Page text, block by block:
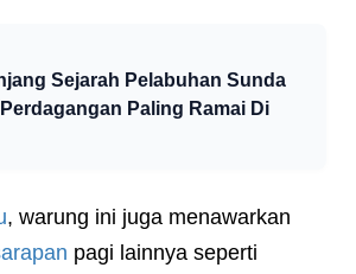
Sejarah Pelabuhan Sunda
Paling Ramai Di
, warung ini juga menawarkan
pagi lainnya seperti